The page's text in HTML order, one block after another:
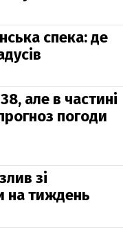
спека: де
але в частині
погоди
зі
на тиждень